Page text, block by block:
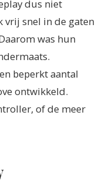
dus niet
vrij snel in de gaten
was hun
beperkt aantal
ontwikkeld.
of de meer